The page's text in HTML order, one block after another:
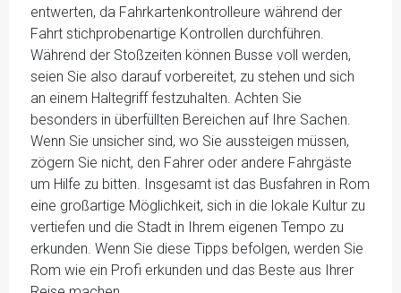
entwerten, da Fahrkartenkontrolleure während der
Fahrt stichprobenartige Kontrollen durchführen.
Während der Stoßzeiten können Busse voll werden,
seien Sie also darauf vorbereitet, zu stehen und sich
an einem Haltegriff festzuhalten. Achten Sie
besonders in überfüllten Bereichen auf Ihre Sachen.
Wenn Sie unsicher sind, wo Sie aussteigen müssen,
zögern Sie nicht, den Fahrer oder andere Fahrgäste
um Hilfe zu bitten. Insgesamt ist das Busfahren in Rom
eine großartige Möglichkeit, sich in die lokale Kultur zu
vertiefen und die Stadt in Ihrem eigenen Tempo zu
erkunden. Wenn Sie diese Tipps befolgen, werden Sie
Rom wie ein Profi erkunden und das Beste aus Ihrer